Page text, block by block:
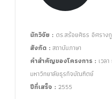
นักวิจัย : ดร.สร้อยศิธร อิศราง
สังกัด : สถาบันภาษา
คำสำคัญของโครงการ : เวล
มหาวิทยาลัยธุรกิจบัณฑิตย์
ปีที่เสร็จ : 2555